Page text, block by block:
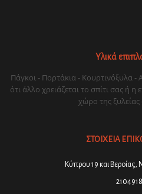
Υλικά
Πάγκοι - Πορτάκια - Κουρτινόξυλα
ότι άλλο χρειάζεται το σπίτι σας ή
χώρο της
ΣΤΟΙΧΕΙΑ
Κύπρου 19 και Βεροίας,